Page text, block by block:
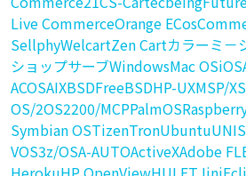
Live CommerceOrange EC
SellphyWelcartZen Cartカラーミ－
ショップサーブWindowsMac OSiOS
ACOSAIXBSDFreeBSDHP-UXMSP/
OS/2OS2200/MCPPalmOS
Symbian OSTizenTronUbuntu
VOS3z/OSA-AUTOActiveXAdobe